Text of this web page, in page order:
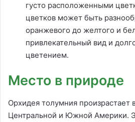
густо расположенными
цветков может быть
оранжевого до желтого и
привлекательный вид и
цветением.
Место в природе
Орхидея толумния произрастает
Центральной и Южной Америки.